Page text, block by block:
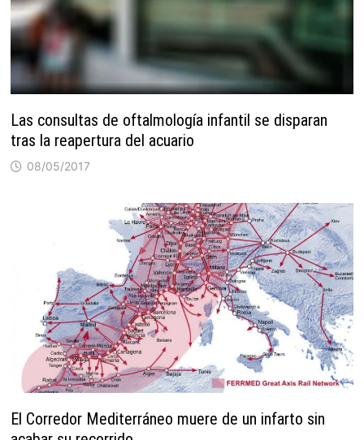
Las consultas de oftalmología infantil se disparan
tras la reapertura del acuario
08/05/2017
El Corredor Mediterráneo muere de un infarto sin